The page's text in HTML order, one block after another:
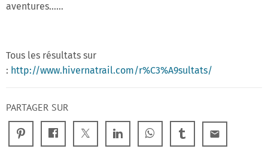
aventures……
Tous les résultats sur
: http://www.hivernatrail.com/r%C3%A9sultats/
PARTAGER SUR
email